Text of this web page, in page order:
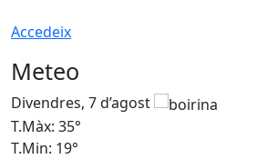
Accedeix
Meteo
Divendres, 7 d’agost
T.Màx: 35°
T.Min: 19°